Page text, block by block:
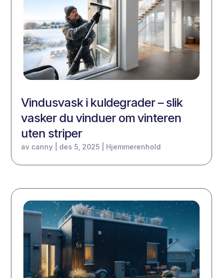
Vindusvask i kuldegrader – slik
vasker du vinduer om vinteren
uten striper
av canny des 5, 2025 Hjemmerenhold